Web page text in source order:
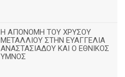
Η ΑΠΟΝΟΜΗ ΤΟΥ ΧΡΥΣΟΥ
ΜΕΤΑΛΛΙΟΥ ΣΤΗΝ ΕΥΑΓΓΕΛΙΑ
ΑΝΑΣΤΑΣΙΑΔΟΥ ΚΑΙ Ο ΕΘΝΙΚΟΣ
ΥΜΝΟΣ